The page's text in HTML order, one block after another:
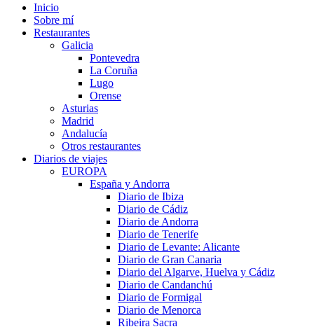
Inicio
Sobre mí
Restaurantes
Galicia
Pontevedra
La Coruña
Lugo
Orense
Asturias
Madrid
Andalucía
Otros restaurantes
Diarios de viajes
EUROPA
España y Andorra
Diario de Ibiza
Diario de Cádiz
Diario de Andorra
Diario de Tenerife
Diario de Levante: Alicante
Diario de Gran Canaria
Diario del Algarve, Huelva y Cádiz
Diario de Candanchú
Diario de Formigal
Diario de Menorca
Ribeira Sacra